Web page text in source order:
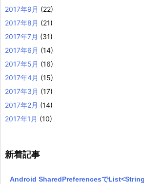
2017年9月 (22)
2017年8月 (21)
2017年7月 (31)
2017年6月 (14)
2017年5月 (16)
2017年4月 (15)
2017年3月 (17)
2017年2月 (14)
2017年1月 (10)
新着記事
Android SharedPreferencesで